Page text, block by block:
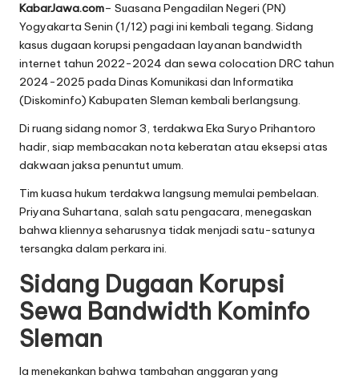
KabarJawa.com– Suasana Pengadilan Negeri (PN)
Yogyakarta Senin (1/12) pagi ini kembali tegang. Sidang
kasus dugaan korupsi pengadaan layanan bandwidth
internet tahun 2022-2024 dan sewa colocation DRC tahun
2024-2025 pada Dinas Komunikasi dan Informatika
(Diskominfo) Kabupaten Sleman kembali berlangsung.
Di ruang sidang nomor 3, terdakwa Eka Suryo Prihantoro
hadir, siap membacakan nota keberatan atau eksepsi atas
dakwaan jaksa penuntut umum.
Tim kuasa hukum terdakwa langsung memulai pembelaan.
Priyana Suhartana, salah satu pengacara, menegaskan
bahwa kliennya seharusnya tidak menjadi satu-satunya
tersangka dalam perkara ini.
Sidang Dugaan Korupsi
Sewa Bandwidth Kominfo
Sleman
Ia menekankan bahwa tambahan anggaran yang